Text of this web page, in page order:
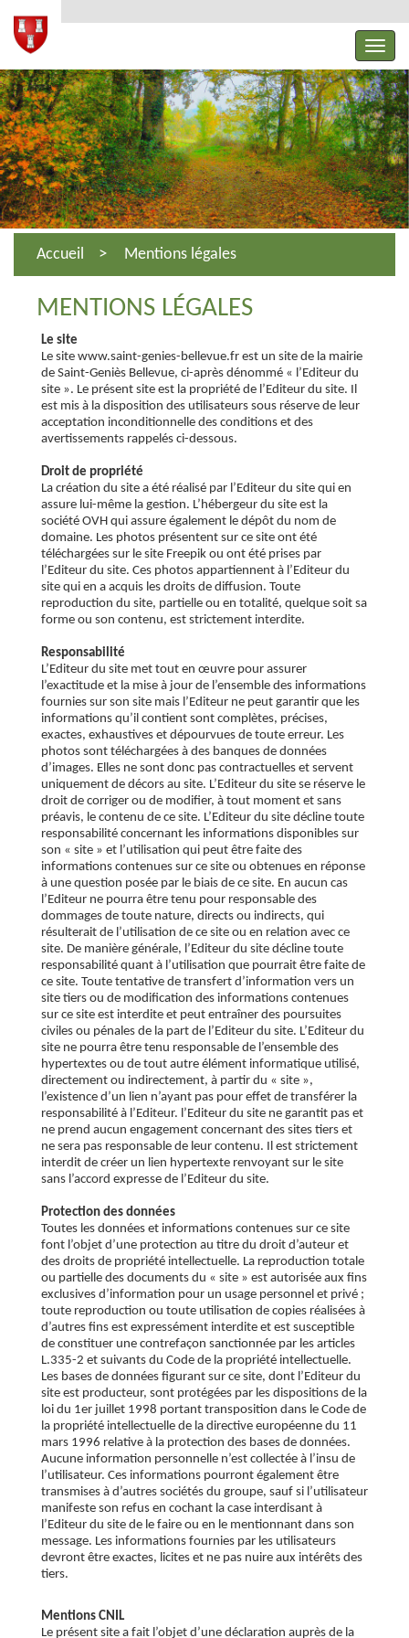
Accueil Mentions légales
MENTIONS LÉGALES
Le site
Le site www.saint-genies-bellevue.fr est un site de la mairie
de Saint-Geniès Bellevue, ci-après dénommé « l’Editeur du
site ». Le présent site est la propriété de l’Editeur du site. Il
est mis à la disposition des utilisateurs sous réserve de leur
acceptation inconditionnelle des conditions et des
avertissements rappelés ci-dessous.
Droit de propriété
La création du site a été réalisé par l’Editeur du site qui en
assure lui-même la gestion. L’hébergeur du site est la
société OVH qui assure également le dépôt du nom de
domaine. Les photos présentent sur ce site ont été
téléchargées sur le site Freepik ou ont été prises par
l’Editeur du site. Ces photos appartiennent à l’Editeur du
site qui en a acquis les droits de diffusion. Toute
reproduction du site, partielle ou en totalité, quelque soit sa
forme ou son contenu, est strictement interdite.
Responsabilité
L’Editeur du site met tout en œuvre pour assurer
l’exactitude et la mise à jour de l’ensemble des informations
fournies sur son site mais l’Editeur ne peut garantir que les
informations qu’il contient sont complètes, précises,
exactes, exhaustives et dépourvues de toute erreur. Les
photos sont téléchargées à des banques de données
d’images. Elles ne sont donc pas contractuelles et servent
uniquement de décors au site. L’Editeur du site se réserve le
droit de corriger ou de modifier, à tout moment et sans
préavis, le contenu de ce site. L’Editeur du site décline toute
responsabilité concernant les informations disponibles sur
son « site » et l’utilisation qui peut être faite des
informations contenues sur ce site ou obtenues en réponse
à une question posée par le biais de ce site. En aucun cas
l’Editeur ne pourra être tenu pour responsable des
dommages de toute nature, directs ou indirects, qui
résulterait de l’utilisation de ce site ou en relation avec ce
site. De manière générale, l’Editeur du site décline toute
responsabilité quant à l’utilisation que pourrait être faite de
ce site. Toute tentative de transfert d’information vers un
site tiers ou de modification des informations contenues
sur ce site est interdite et peut entraîner des poursuites
civiles ou pénales de la part de l’Editeur du site. L’Editeur du
site ne pourra être tenu responsable de l’ensemble des
hypertextes ou de tout autre élément informatique utilisé,
directement ou indirectement, à partir du « site »,
l’existence d’un lien n’ayant pas pour effet de transférer la
responsabilité à l’Editeur. l’Editeur du site ne garantit pas et
ne prend aucun engagement concernant des sites tiers et
ne sera pas responsable de leur contenu. Il est strictement
interdit de créer un lien hypertexte renvoyant sur le site
sans l’accord expresse de l’Editeur du site.
Protection des données
Toutes les données et informations contenues sur ce site
font l’objet d’une protection au titre du droit d’auteur et
des droits de propriété intellectuelle. La reproduction totale
ou partielle des documents du « site » est autorisée aux fins
exclusives d’information pour un usage personnel et privé ;
toute reproduction ou toute utilisation de copies réalisées à
d’autres fins est expressément interdite et est susceptible
de constituer une contrefaçon sanctionnée par les articles
L.335-2 et suivants du Code de la propriété intellectuelle.
Les bases de données figurant sur ce site, dont l’Editeur du
site est producteur, sont protégées par les dispositions de la
loi du 1er juillet 1998 portant transposition dans le Code de
la propriété intellectuelle de la directive européenne du 11
mars 1996 relative à la protection des bases de données.
Aucune information personnelle n’est collectée à l’insu de
l’utilisateur. Ces informations pourront également être
transmises à d’autres sociétés du groupe, sauf si l’utilisateur
manifeste son refus en cochant la case interdisant à
l’Editeur du site de le faire ou en le mentionnant dans son
message. Les informations fournies par les utilisateurs
devront être exactes, licites et ne pas nuire aux intérêts des
tiers.
Mentions CNIL
Le présent site a fait l’objet d’une déclaration auprès de la